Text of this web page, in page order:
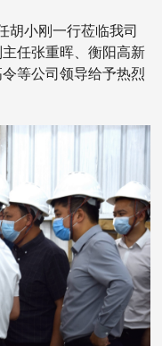
胡小刚一行莅临我司
任张重晖、衡阳高新
等公司领导给予热烈